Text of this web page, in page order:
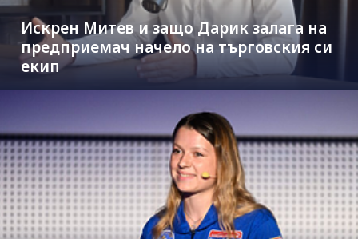
Искрен Митев и защо Дарик залага на
предприемач начело на търговския си
екип